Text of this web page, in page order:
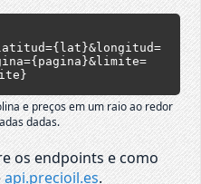
e preços em um raio ao redor
dadas.
os endpoints e como
api.precioil.es.